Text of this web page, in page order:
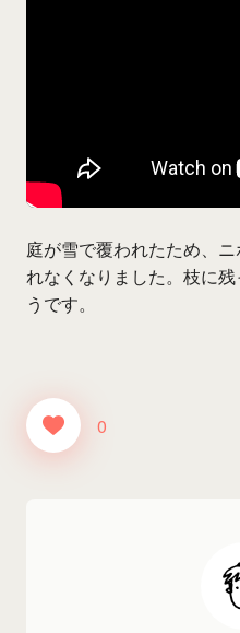
庭が雪で覆われたため、
れなくなりました。枝に
うです。
0